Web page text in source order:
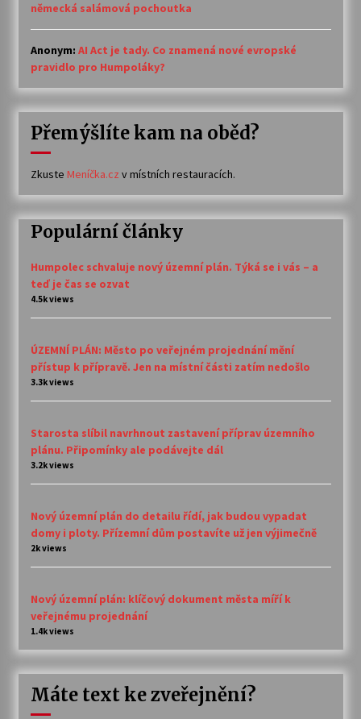
německá salámová pochoutka
Anonym: AI Act je tady. Co znamená nové evropské
pravidlo pro Humpoláky?
Přemýšlíte kam na oběd?
Zkuste Meníčka.cz v místních restauracích.
Populární články
Humpolec schvaluje nový územní plán. Týká se i vás – a
teď je čas se ozvat
4.5k views
ÚZEMNÍ PLÁN: Město po veřejném projednání mění
přístup k přípravě. Jen na místní části zatím nedošlo
3.3k views
Starosta slíbil navrhnout zastavení příprav územního
plánu. Připomínky ale podávejte dál
3.2k views
Nový územní plán do detailu řídí, jak budou vypadat
domy i ploty. Přízemní dům postavíte už jen výjimečně
2k views
Nový územní plán: klíčový dokument města míří k
veřejnému projednání
1.4k views
Máte text ke zveřejnění?